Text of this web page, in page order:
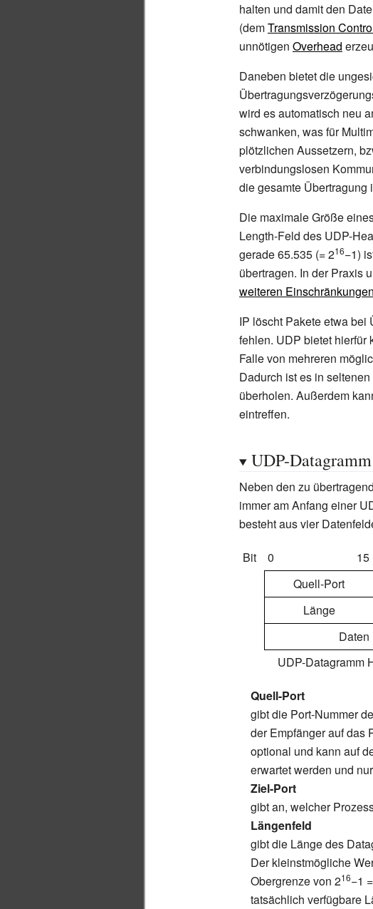
halten und damit den
(demTransmission
unnötigen Overhead
Daneben bietet die
wird es automatisch neu
schwanken, was für
plötzlichen Aussetzern,
verbindungslosen
die gesamte
Die maximale Größe
Length-Feld des UDP-
gerade 65.535 (= 216−1)
übertragen. In der Praxis
weiteren Einschränkungen
IP löscht Pakete etwa bei
fehlen. UDP bietet hierfür
Falle von mehreren
Dadurch ist es in
überholen. Außerdem
eintreffen.
UDP-Datagramm
Neben den zu
immer am Anfang einer
besteht aus vier
Bit 0 15
Quell-Port
Länge
Daten
UDP-Datagramm
Quell-Port
gibt die Port-Nummer
der Empfänger auf das
optional und kann auf
erwartet werden und
Ziel-Port
gibt an, welcher
Längenfeld
gibt die Länge des
Der kleinstmögliche
Obergrenze von 216−1
tatsächlich verfügbare